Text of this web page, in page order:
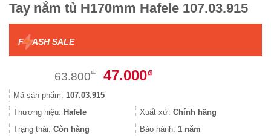
Tay nắm tủ H170mm Hafele 107.03.915
F ASH SALE
63.800₫
Giá
là:
63.800₫.
47.000₫Giá
là:
47.000₫.
Mã sản phẩm: 107.03.915
Thương hiệu: Hafele Xuất xứ: Chính hãng
Trạng thái: Còn hàng Bảo hành: 1 năm